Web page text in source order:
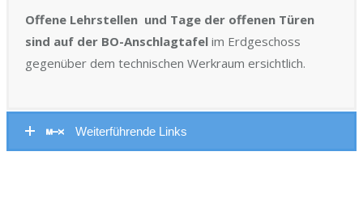
Offene Lehrstellen und Tage der offenen Türen
sind auf der BO-Anschlagtafel im Erdgeschoss
gegenüber dem technischen Werkraum ersichtlich.
Weiterführende Links